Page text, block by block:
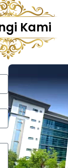
Kami